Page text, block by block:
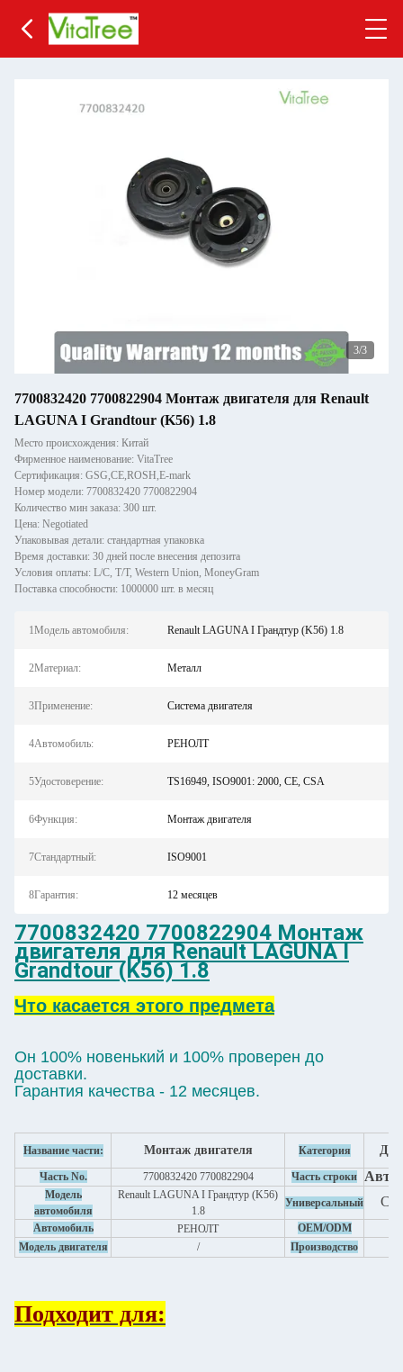
3/3
7700832420 7700822904 Монтаж двигателя для Renault
LAGUNA I Grandtour (K56) 1.8
Место происхождения: Китай
Фирменное наименование: VitaTree
Сертификация: GSG,CE,ROSH,E-mark
Номер модели: 7700832420 7700822904
Количество мин заказа: 300 шт.
Цена: Negotiated
Упаковывая детали: стандартная упаковка
Время доставки: 30 дней после внесения депозита
Условия оплаты: L/C, T/T, Western Union, MoneyGram
Поставка способности: 1000000 шт. в месяц
1Модель автомобиля: Renault LAGUNA I Грандтур (K56) 1.8
2Материал: Металл
3Применение: Система двигателя
4Автомобиль: РЕНОЛТ
5Удостоверение: TS16949, ISO9001: 2000, CE, CSA
6Функция: Монтаж двигателя
7Стандартный: ISO9001
8Гарантия: 12 месяцев
7700832420 7700822904 Монтаж
двигателя для Renault LAGUNA I
Grandtour (K56) 1.8
Что касается этого предмета
Он 100% новенький и 100% проверен до
доставки.
Гарантия качества - 12 месяцев.
Название части: Монтаж двигателя Категория
Часть No. 7700832420 7700822904 Часть строки
Модель
автомобиля
Renault LAGUNA I Грандтур (K56)
1.8
Универсальный
Автомобиль РЕНОЛТ OEM/ODM
Модель двигателя / Производство
Подходит для: